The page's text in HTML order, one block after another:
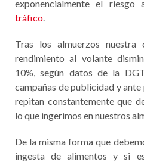
exponencialmente el
tráfico.
Tras los almuerzos nuestra
rendimiento al volante
10%, según datos de la
campañas de publicidad y
repitan constantemente que
lo que ingerimos en nuestros
De la misma forma que
ingesta de alimentos y si